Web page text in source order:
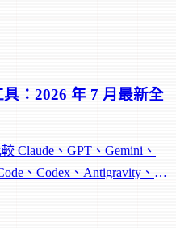
：2026 年 7 月最新全
Claude、GPT、Gemini、
、Codex、Antigravity、